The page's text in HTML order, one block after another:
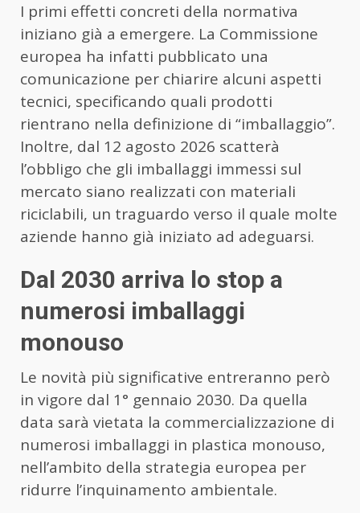
I primi effetti concreti della normativa
iniziano già a emergere. La Commissione
europea ha infatti pubblicato una
comunicazione per chiarire alcuni aspetti
tecnici, specificando quali prodotti
rientrano nella definizione di “imballaggio”.
Inoltre, dal 12 agosto 2026 scatterà
l’obbligo che gli imballaggi immessi sul
mercato siano realizzati con materiali
riciclabili, un traguardo verso il quale molte
aziende hanno già iniziato ad adeguarsi.
Dal 2030 arriva lo stop a
numerosi imballaggi
monouso
Le novità più significative entreranno però
in vigore dal 1° gennaio 2030. Da quella
data sarà vietata la commercializzazione di
numerosi imballaggi in plastica monouso,
nell’ambito della strategia europea per
ridurre l’inquinamento ambientale.